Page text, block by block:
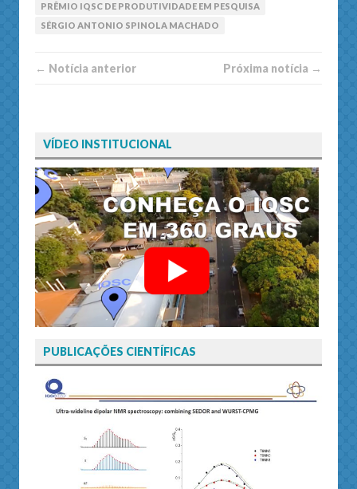
PRÊMIO IQSC DE PRODUTIVIDADE EM PESQUISA
SÉRGIO ANTONIO SPINOLA MACHADO
← Notí­cia anterior Próxima notí­­cia →
VÍDEO INSTITUCIONAL
PUBLICAÇÕES CIENTÍFICAS